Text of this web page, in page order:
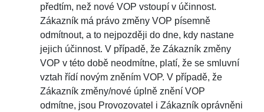
předtím, než nové VOP vstoupí v účinnost.
Zákazník má právo změny VOP písemně
odmítnout, a to nejpozději do dne, kdy nastane
jejich účinnost. V případě, že Zákazník změny
VOP v této době neodmítne, platí, že se smluvní
vztah řídí novým zněním VOP. V případě, že
Zákazník změny/nové úplně znění VOP
odmítne, jsou Provozovatel i Zákazník oprávněni